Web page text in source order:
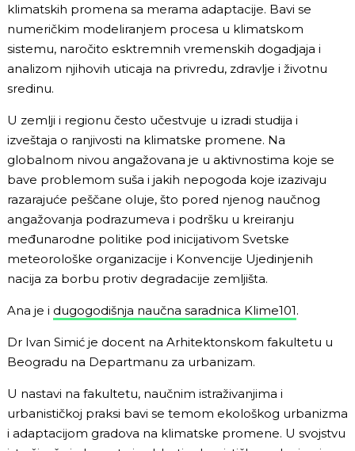
klimatskih promena sa merama adaptacije. Bavi se
numeričkim modeliranjem procesa u klimatskom
sistemu, naročito esktremnih vremenskih dogadjaja i
analizom njihovih uticaja na privredu, zdravlje i životnu
sredinu.
U zemlji i regionu često učestvuje u izradi studija i
izveštaja o ranjivosti na klimatske promene. Na
globalnom nivou angažovana je u aktivnostima koje se
bave problemom suša i jakih nepogoda koje izazivaju
razarajuće peščane oluje, što pored njenog naučnog
angažovanja podrazumeva i podršku u kreiranju
međunarodne politike pod inicijativom Svetske
meteorološke organizacije i Konvencije Ujedinjenih
nacija za borbu protiv degradacije zemljišta.
Ana je i dugogodišnja naučna saradnica Klime101.
Dr Ivan Simić je docent na Arhitektonskom fakultetu u
Beogradu na Departmanu za urbanizam.
U nastavi na fakultetu, naučnim istraživanjima i
urbanističkoj praksi bavi se temom ekološkog urbanizma
i adaptacijom gradova na klimatske promene. U svojstvu